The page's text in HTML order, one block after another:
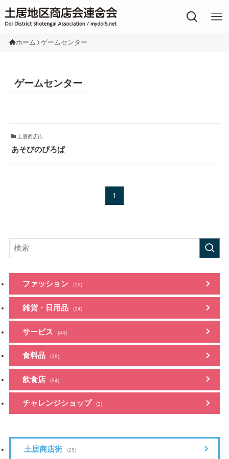
土居地区の商店街
ホーム ゲームセンター
ゲームセンター
土居商店街
あそびのぴろぱ
1
ファッション (13)
雑貨・日用品 (14)
サービス (44)
食料品 (19)
飲食店 (24)
チャレンジショップ (3)
土居商店街 (25)